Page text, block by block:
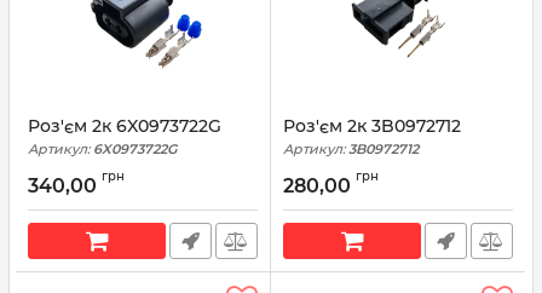
Роз'єм 2к 6X0973722G
Артикул: 6X0973722G
340,00 грн
Роз'єм 2к 3B0972712
Артикул: 3B0972712
280,00 грн